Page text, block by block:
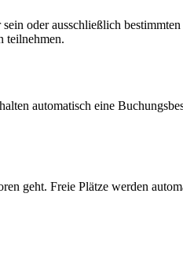
oder ausschließlich
teilnehmen.
automatisch eine
geht. Freie Plätze werden